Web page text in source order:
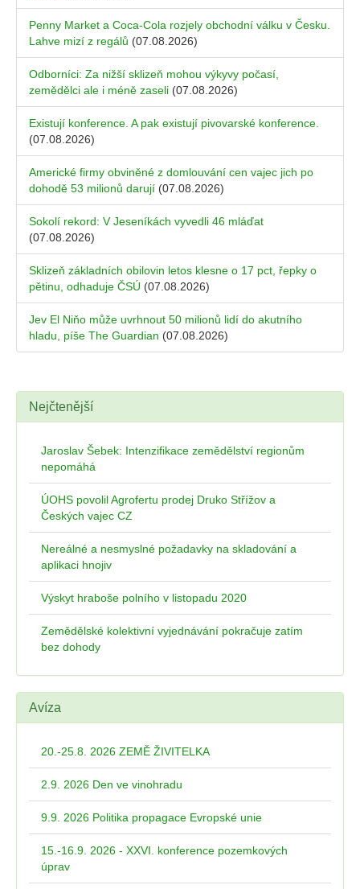
Penny Market a Coca-Cola rozjely obchodní válku v Česku.
Lahve mizí z regálů (07.08.2026)
Odborníci: Za nižší sklizeň mohou výkyvy počasí,
zemědělci ale i méně zaseli (07.08.2026)
Existují konference. A pak existují pivovarské konference.
(07.08.2026)
Americké firmy obviněné z domlouvání cen vajec jich po
dohodě 53 milionů darují (07.08.2026)
Sokolí rekord: V Jeseníkách vyvedli 46 mláďat
(07.08.2026)
Sklizeň základních obilovin letos klesne o 17 pct, řepky o
pětinu, odhaduje ČSÚ (07.08.2026)
Jev El Niňo může uvrhnout 50 milionů lidí do akutního
hladu, píše The Guardian (07.08.2026)
Nejčtenější
Jaroslav Šebek: Intenzifikace zemědělství regionům
nepomáhá
ÚOHS povolil Agrofertu prodej Druko Střížov a
Českých vajec CZ
Nereálné a nesmyslné požadavky na skladování a
aplikaci hnojiv
Výskyt hraboše polního v listopadu 2020
Zemědělské kolektivní vyjednávání pokračuje zatím
bez dohody
Avíza
20.-25.8. 2026 ZEMĚ ŽIVITELKA
2.9. 2026 Den ve vinohradu
9.9. 2026 Politika propagace Evropské unie
15.-16.9. 2026 - XXVI. konference pozemkových
úprav